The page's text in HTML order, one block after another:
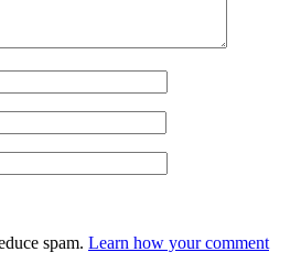
spam. Learn how your comment